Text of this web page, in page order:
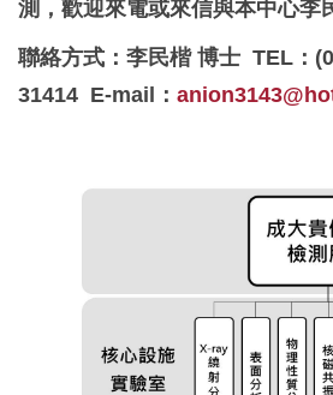
測，歡迎來電或來信與本中心李
聯絡方式：李民楷 博士 TEL：
31414 E-mail：